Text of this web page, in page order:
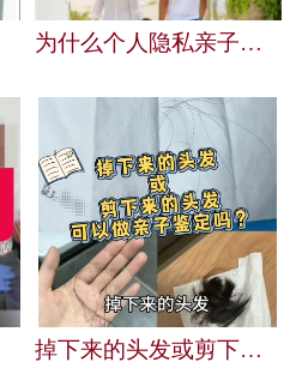
为什么个人隐私亲子鉴定的报告不具备法律效力？
掉下来的头发或剪下来的头发可以做亲自鉴定吗？